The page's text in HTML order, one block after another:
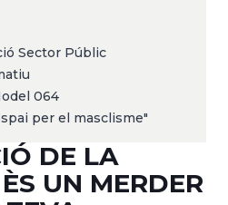
Sector Públic
064
per el masclisme"
DE LA
UN MERDER